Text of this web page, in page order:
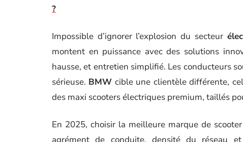
?
Impossible d’ignorer l’explosion du secteur
montent en puissance avec des solutions
hausse, et entretien simplifié. Les conducteurs
sérieuse. BMW cible une clientèle différente,
des maxi scooters électriques premium, taillés
En 2025, choisir la meilleure marque de